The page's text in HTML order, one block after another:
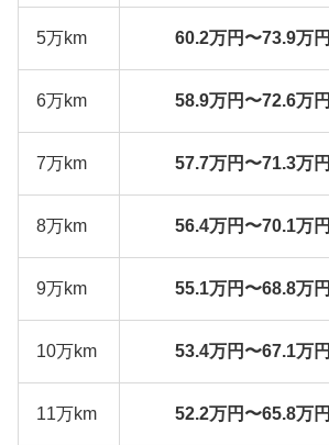
5万km 60.2万円〜73.9万円
6万km 58.9万円〜72.6万円
7万km 57.7万円〜71.3万円
8万km 56.4万円〜70.1万円
9万km 55.1万円〜68.8万円
10万km 53.4万円〜67.1万円
11万km 52.2万円〜65.8万円